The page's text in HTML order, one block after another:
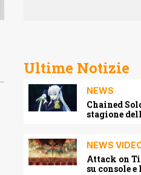
Ultime Notizie
NEWS
Chained
stagione
NEWS
Attack on
su console e